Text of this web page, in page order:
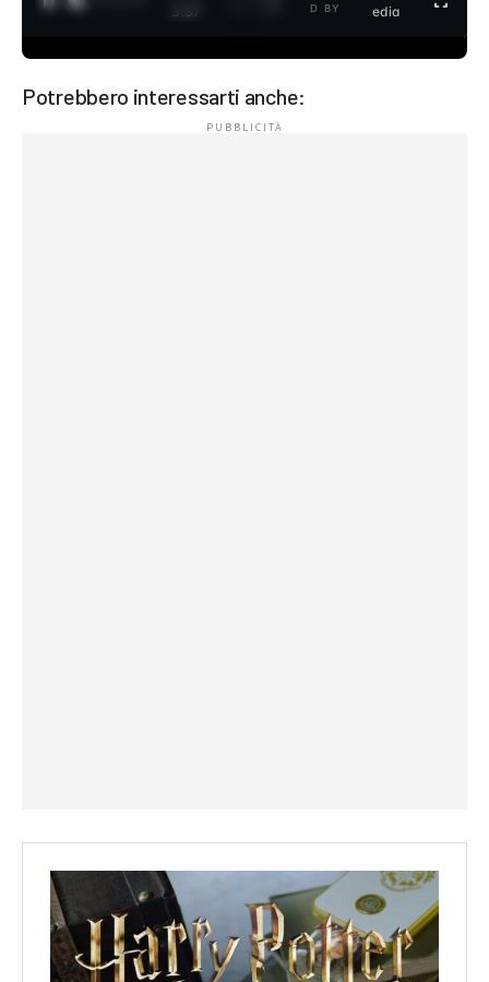
3:37
D BY
edia
Potrebbero interessarti anche: